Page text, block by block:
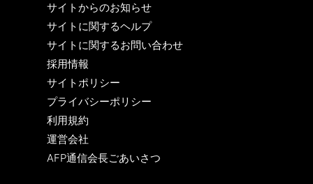
サイトからのお知らせ
サイトに関するヘルプ
サイトに関するお問い合わせ
採用情報
サイトポリシー
プライバシーポリシー
利用規約
運営会社
AFP通信会長ごあいさつ